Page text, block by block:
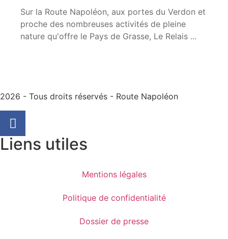
Sur la Route Napoléon, aux portes du Verdon et
proche des nombreuses activités de pleine
nature qu'offre le Pays de Grasse, Le Relais ...
2026 - Tous droits réservés - Route Napoléon
Liens utiles
Mentions légales
Politique de confidentialité
Dossier de presse